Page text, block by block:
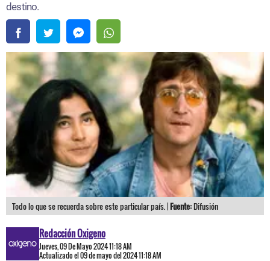
destino.
Todo lo que se recuerda sobre este particular país. |Fuente:Difusión
Redacción Oxigeno
Jueves, 09 De Mayo 2024 11:18 AM
Actualizado el 09 de mayo del 2024 11:18 AM